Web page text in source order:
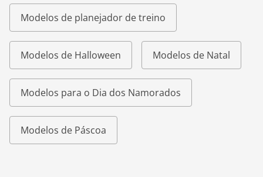
Modelos de planejador de treino
Modelos de Halloween Modelos de Natal
Modelos para o Dia dos Namorados
Modelos de Páscoa